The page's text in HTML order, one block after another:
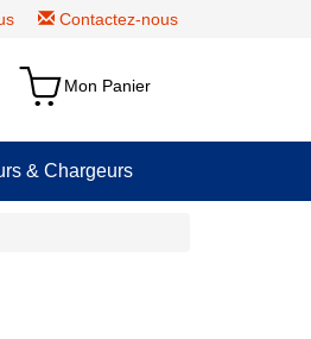
Contactez-nous
Mon Panier
& Chargeurs